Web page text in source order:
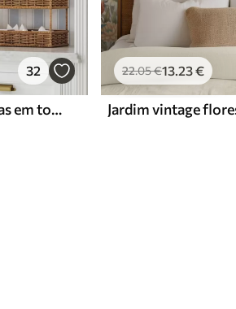
32
Versão com riscas repetidas em tons de cinzento-azul
22.05€13.23€